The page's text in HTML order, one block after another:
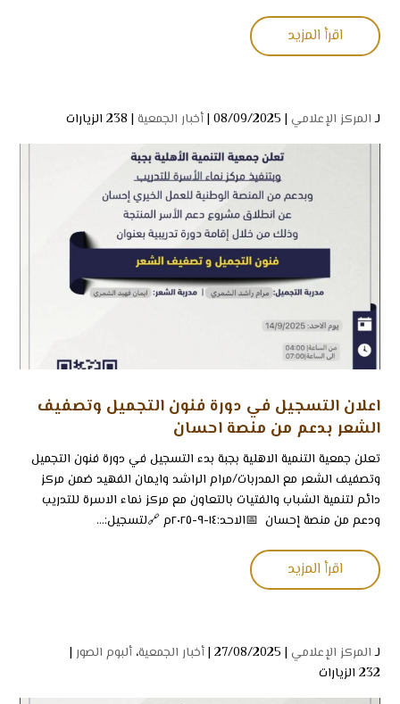
اقرأ المزيد
لـالمركز الإعلامي | 08/09/2025 | أخبار الجمعية | 238 الزيارات
اعلان التسجيل في دورة فنون التجميل وتصفيف
الشعر بدعم من منصة احسان
تعلن جمعية التنمية الاهلية بجبة بدء التسجيل في دورة فنون التجميل
وتصفيف الشعر مع المدربات/مرام الراشد وايمان الفهيد ضمن مركز
دائم لتنمية الشباب والفتيات ‏بالتعاون مع مركز نماء الاسرة للتدريب
ودعم من منصة إحسان ⁦‬⁩ ‏📅الاحد:١٤-٩-٢٠٢٥م ‏🔗لتسجيل:...
اقرأ المزيد
لـالمركز الإعلامي | 27/08/2025 | أخبار الجمعية، ألبوم الصور |
232 الزيارات